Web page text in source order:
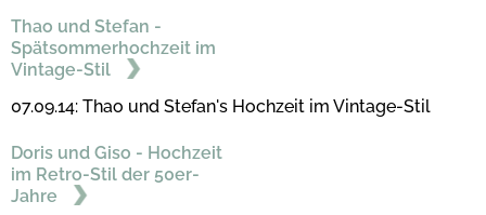
Thao und Stefan -
Spätsommerhochzeit im
Vintage-Stil
07.09.14: Thao und Stefan's Hochzeit im Vintage-Stil
Doris und Giso - Hochzeit
im Retro-Stil der 50er-
Jahre